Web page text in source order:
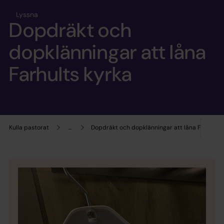
Kulla pastorat ... Dopdräkt och dopklänningar att låna Farhults
Lyssna
Dopdräkt och
dopklänningar att låna
Farhults kyrka